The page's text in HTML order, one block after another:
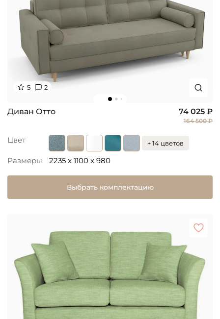
5 2
Диван Отто 74 025 ₽
164 500 ₽
Цвет + 14 цветов
Размеры 2235 x 1100 x 980
Выбрать комплектацию